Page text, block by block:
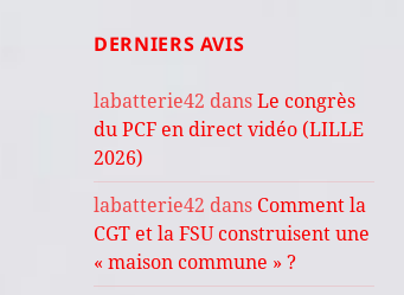
DERNIERS AVIS
labatterie42 dansLe congrès
du PCF en direct vidéo (LILLE
2026)
labatterie42 dans Comment la
CGT et la FSU construisent une
« maison commune » ?